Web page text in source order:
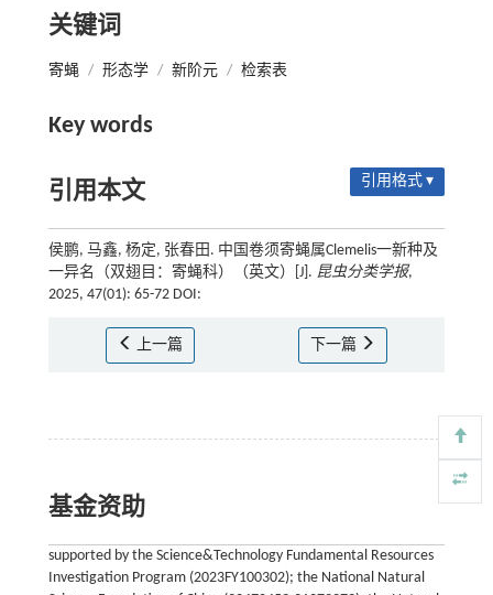
关键词
寄蝇 / 形态学 / 新阶元 / 检索表
Key words
引用本文 引用格式 ▾
侯鹏, 马鑫, 杨定, 张春田. 中国卷须寄蝇属Clemelis一新种及
一异名（双翅目：寄蝇科）（英文）[J]. 昆虫分类学报,
2025, 47(01): 65-72 DOI:
上一篇 下一篇
基金资助
supported by the Science&Technology Fundamental Resources
Investigation Program (2023FY100302); the National Natural